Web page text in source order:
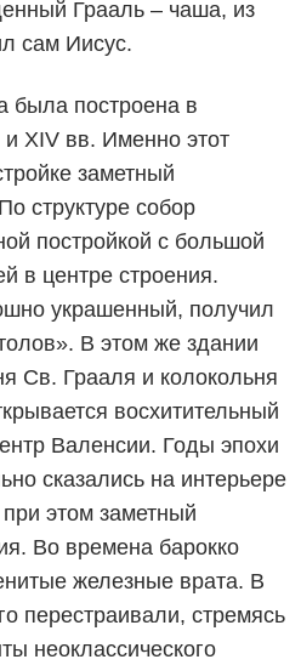
Грааль – чаша, из
сам Иисус.
была построена в
XIV вв. Именно этот
заметный
структуре собор
постройкой с большой
в центре строения.
украшенный, получил
В этом же здании
Св. Грааля и колокольня
восхитительный
Валенсии. Годы эпохи
сказались на интерьере
этом заметный
Во времена барокко
железные врата. В
перестраивали, стремясь
неоклассического